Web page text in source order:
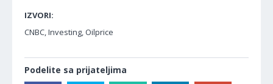
IZVORI:
CNBC, Investing, Oilprice
Podelite sa prijateljima